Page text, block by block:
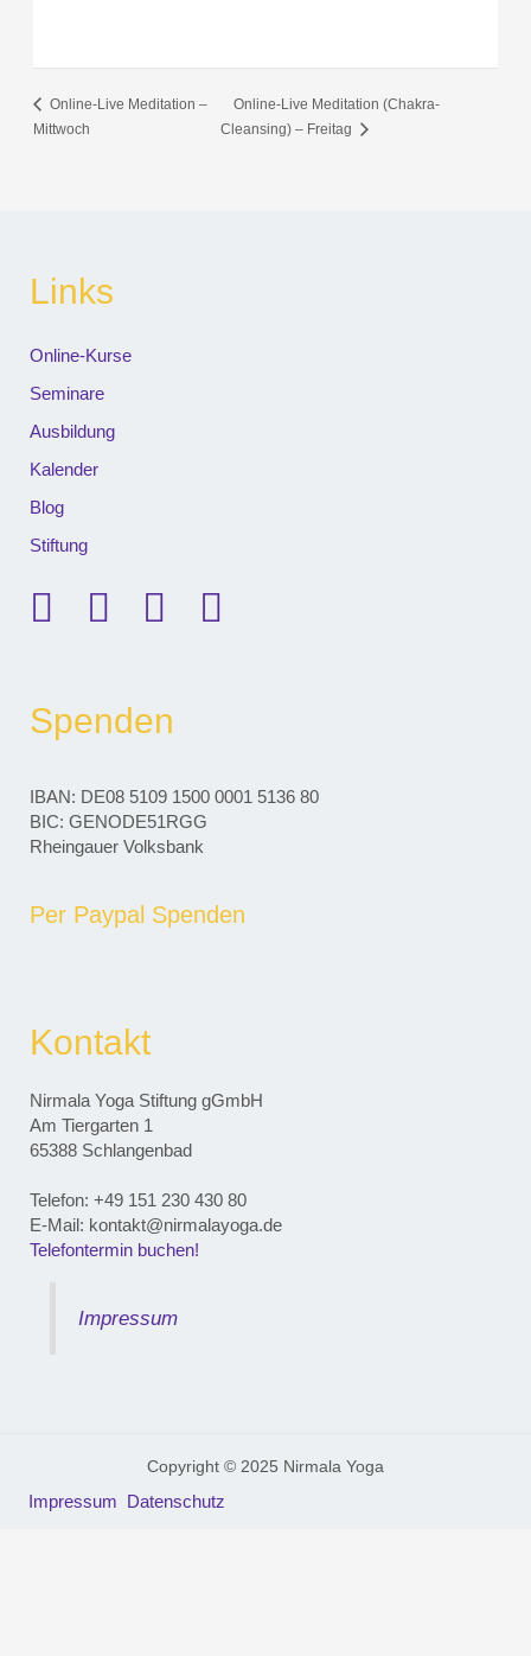
Online-Live Meditation –
Mittwoch
Online-Live Meditation (Chakra-
Cleansing) – Freitag
Links
Online-Kurse
Seminare
Ausbildung
Kalender
Blog
Stiftung
Spenden
IBAN: DE08 5109 1500 0001 5136 80
BIC: GENODE51RGG
Rheingauer Volksbank
Per Paypal Spenden
Kontakt
Nirmala Yoga Stiftung gGmbH
Am Tiergarten 1
65388 Schlangenbad
Telefon: ‭+49 151 230 430 80‬
E-Mail: kontakt@nirmalayoga.de
Telefontermin buchen!
Impressum
Copyright © 2025 Nirmala Yoga
Impressum Datenschutz